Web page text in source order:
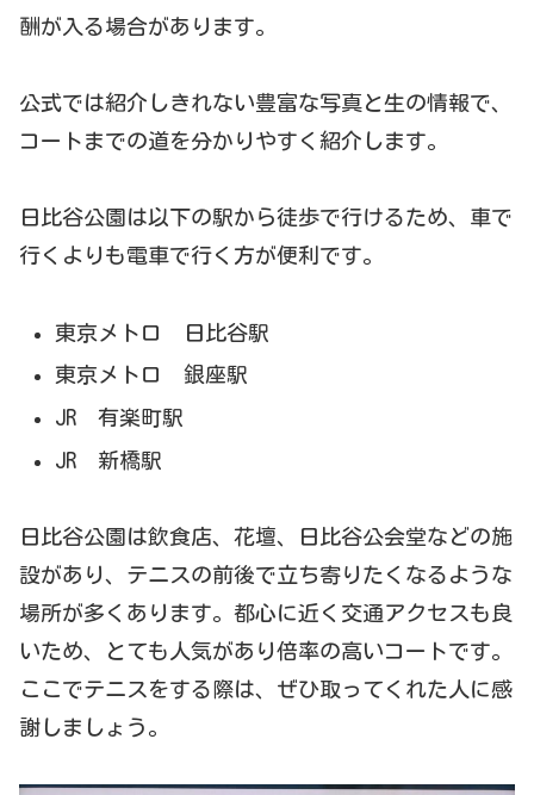
酬が入る場合があります。
公式では紹介しきれない豊富な写真と生の情報で、
コートまでの道を分かりやすく紹介します。
日比谷公園は以下の駅から徒歩で行けるため、車で
行くよりも電車で行く方が便利です。
東京メトロ 日比谷駅
東京メトロ 銀座駅
JR 有楽町駅
JR 新橋駅
日比谷公園は飲食店、花壇、日比谷公会堂などの施
設があり、テニスの前後で立ち寄りたくなるような
場所が多くあります。都心に近く交通アクセスも良
いため、とても人気があり倍率の高いコートです。
ここでテニスをする際は、ぜひ取ってくれた人に感
謝しましょう。